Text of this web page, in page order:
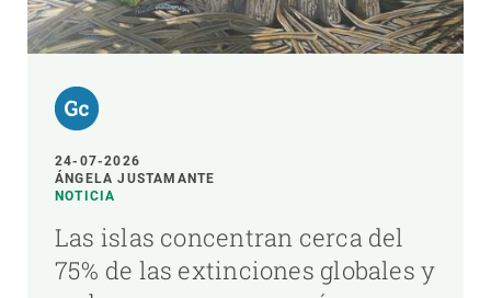
24-07-2026
ÁNGELA JUSTAMANTE
NOTICIA
Las islas concentran cerca del
75% de las extinciones globales y